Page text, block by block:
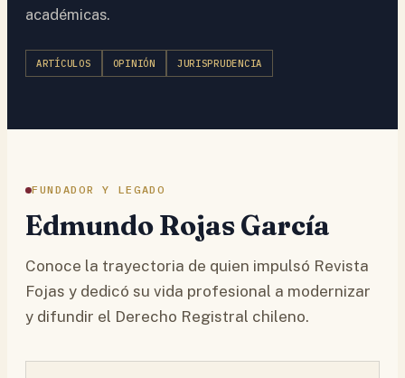
académicas.
ARTÍCULOS OPINIÓN JURISPRUDENCIA
FUNDADOR Y LEGADO
Edmundo Rojas García
Conoce la trayectoria de quien impulsó Revista
Fojas y dedicó su vida profesional a modernizar
y difundir el Derecho Registral chileno.